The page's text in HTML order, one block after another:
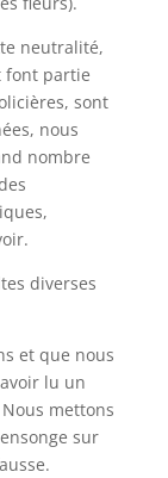
neutralité,
font partie
sont
nous
nombre
diverses
et que nous
lu un
mettons
sur